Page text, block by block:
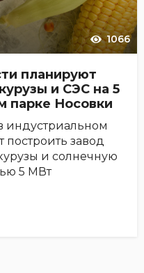
1066
планируют
и СЭС на 5
парке Носовки
индустриальном
завод
и солнечную
5 МВт